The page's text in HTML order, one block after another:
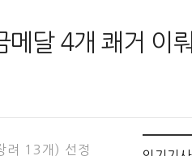
달 4개 쾌거 이뤄
려 13개) 선정